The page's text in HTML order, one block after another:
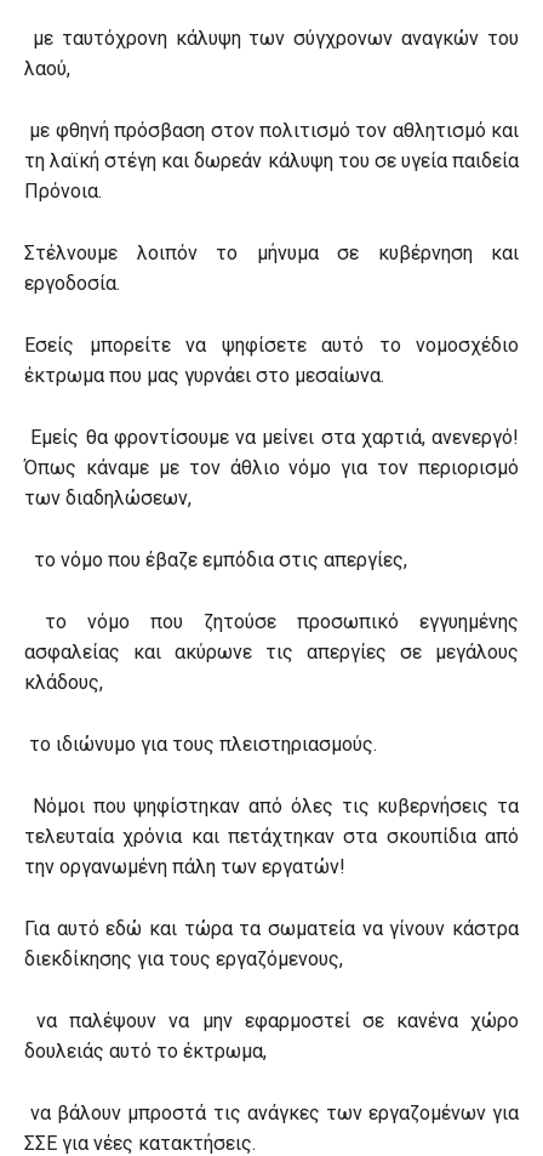
με ταυτόχρονη κάλυψη των σύγχρονων αναγκών του
λαού,
με φθηνή πρόσβαση στον πολιτισμό τον αθλητισμό και
τη λαϊκή στέγη και δωρεάν κάλυψη του σε υγεία παιδεία
Πρόνοια.
Στέλνουμε λοιπόν το μήνυμα σε κυβέρνηση και
εργοδοσία.
Εσείς μπορείτε να ψηφίσετε αυτό το νομοσχέδιο
έκτρωμα που μας γυρνάει στο μεσαίωνα.
Εμείς θα φροντίσουμε να μείνει στα χαρτιά, ανενεργό!
Όπως κάναμε με τον άθλιο νόμο για τον περιορισμό
των διαδηλώσεων,
το νόμο που έβαζε εμπόδια στις απεργίες,
το νόμο που ζητούσε προσωπικό εγγυημένης
ασφαλείας και ακύρωνε τις απεργίες σε μεγάλους
κλάδους,
το ιδιώνυμο για τους πλειστηριασμούς.
Νόμοι που ψηφίστηκαν από όλες τις κυβερνήσεις τα
τελευταία χρόνια και πετάχτηκαν στα σκουπίδια από
την οργανωμένη πάλη των εργατών!
Για αυτό εδώ και τώρα τα σωματεία να γίνουν κάστρα
διεκδίκησης για τους εργαζόμενους,
να παλέψουν να μην εφαρμοστεί σε κανένα χώρο
δουλειάς αυτό το έκτρωμα,
να βάλουν μπροστά τις ανάγκες των εργαζομένων για
ΣΣΕ για νέες κατακτήσεις.